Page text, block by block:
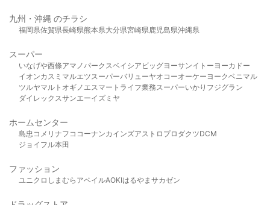
九州・沖縄 のチラシ
福岡県佐賀県長崎県熊本県大分県宮崎県鹿児島県沖縄県
スーパー
いなげや西條アマノパークスベイシア ビッグヨーサンイトーヨーカドー
イオンカスミ マルエツスーパーバリューヤオコーオーケー ヨークベニマル
ツルヤマルト オギノ エスマート ライフ業務スーパーいかり フジグラン
ダイレックスサンエーイズミヤ
ホームセンター
島忠 コメリ ナフコ コーナンカインズアストロプロダクツDCM
ジョイフル本田
ファッション
ユニクロ しまむら アベイルAOKIはるやま サカゼン